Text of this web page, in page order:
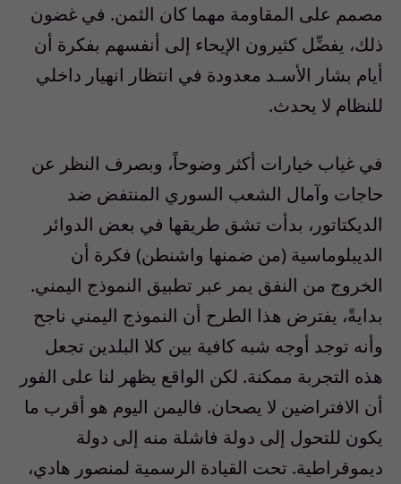
مصمم على المقاومة مهما كان الثمن. في غضون
ذلك، يفضِّل كثيرون الإيحاء إلى أنفسهم بفكرة أن
أيام بشار الأسـد معدودة في انتظار انهيار داخلي
للنظام لا يحدث.
في غياب خيارات أكثر وضوحاً، وبصرف النظر عن
حاجات وآمال الشعب السوري المنتفض ضد
الديكتاتور، بدأت تشق طريقها في بعض الدوائر
الديبلوماسية (من ضمنها واشنطن) فكرة أن
الخروج من النفق يمر عبر تطبيق النموذج اليمني.
بدايةً، يفترض هذا الطرح أن النموذج اليمني ناجح
وأنه توجد أوجه شبه كافية بين كلا البلدين تجعل
هذه التجربة ممكنة. لكن الواقع يظهر لنا على الفور
أن الافتراضين لا يصحان. فاليمن اليوم هو أقرب ما
يكون للتحول إلى دولة فاشلة منه إلى دولة
ديموقراطية. تحت القيادة الرسمية لمنصور هادي،